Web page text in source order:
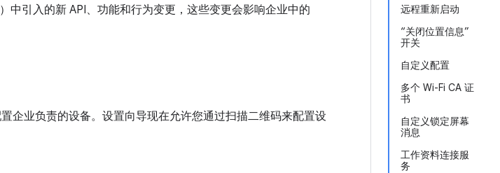
远程重新启动
“关闭位置信息”
开关
自定义配置
多个 Wi-Fi CA 证
书
自定义锁定屏幕
消息
工作资料连接服
务
中引入的新 API、功能和行为变更，这些变更会影响企业中的
企业负责的设备。设置向导现在允许您通过扫描二维码来配置设